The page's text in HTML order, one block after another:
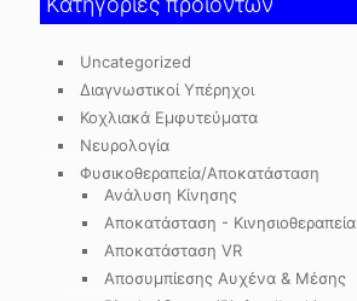
Uncategorized
Διαγνωστικοί Υπέρηχοι
Κοχλιακά Εμφυτεύματα
Νευρολογία
Φυσικοθεραπεία/Αποκατάσταση
Ανάλυση Κίνησης
Αποκατάσταση - Κινησιοθεραπεία
Αποκατάσταση VR
Αποσυμπίεσης Αυχένα & Μέσης